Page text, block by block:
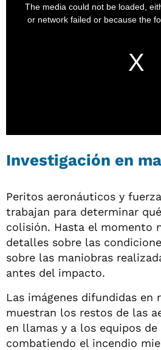
Investigación en
Peritos aeronáuticos y
trabajan para determinar
colisión. Hasta el momento
detalles sobre las
sobre las maniobras
antes del impacto.
Las imágenes difundidas en
muestran los restos de las
en llamas y a los equipos de
combatiendo el incendio